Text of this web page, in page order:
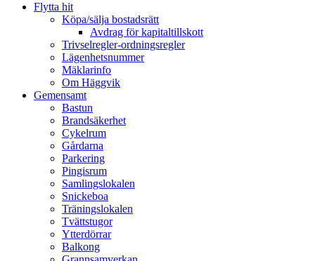
Flytta hit
Köpa/sälja bostadsrätt
Avdrag för kapitaltillskott
Trivselregler-ordningsregler
Lägenhetsnummer
Mäklarinfo
Om Häggvik
Gemensamt
Bastun
Brandsäkerhet
Cykelrum
Gårdarna
Parkering
Pingisrum
Samlingslokalen
Snickeboa
Träningslokalen
Tvättstugor
Ytterdörrar
Balkong